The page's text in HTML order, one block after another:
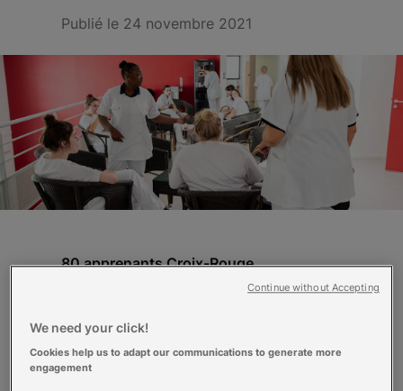
Publié le 24 novembre 2021
80 apprenants Croix-Rouge
Compétence Île-de-France ont élaboré
à la santé destinés à des publics cibles
We need your click!
Cookies help us to adapt our communications to generate more
engagement
Continue without Accepting